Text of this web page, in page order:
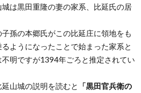
は黒田重隆の妻の家系、比延氏の居
孫の本郷氏がこの比延庄に領地をも
ようになったことで始まった家系と
明ですが1394年ごろと推定されてい
山城の説明を読むと
「黒田官兵衛の